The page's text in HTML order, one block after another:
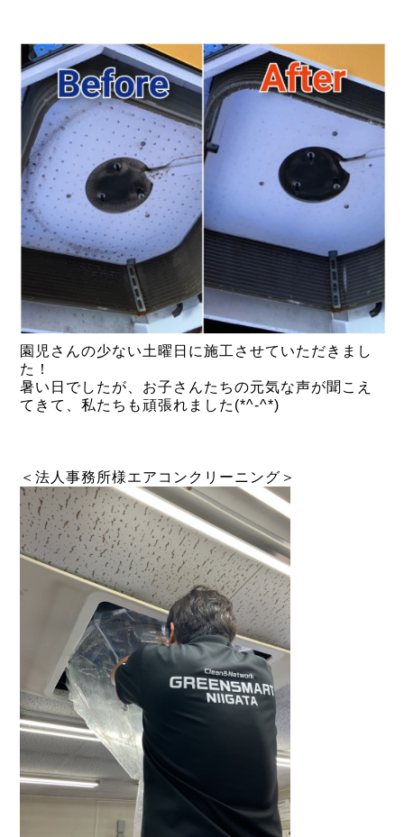
園児さんの少ない土曜日に施工させていただきまし
た！
暑い日でしたが、お子さんたちの元気な声が聞こえ
てきて、私たちも頑張れました(*^-^*)
＜法人事務所様エアコンクリーニング＞